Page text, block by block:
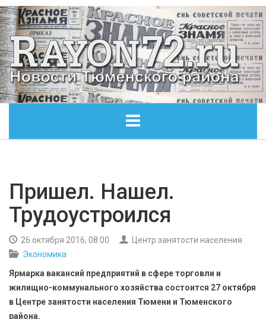
ОБЩЕСТВО
ЭКОНОМИКА
КУЛЬТУРА
БЕЗОПАСНОСТЬ
СПОРТ
Пришел. Нашел.
Трудоустроился
26 октября 2016, 08:00
Центр занятости населения
Экономика
Ярмарка вакансий предприятий в сфере торговли и
жилищно-коммунального хозяйства состоится 27 октября
в Центре занятости населения Тюмени и Тюменского
района.